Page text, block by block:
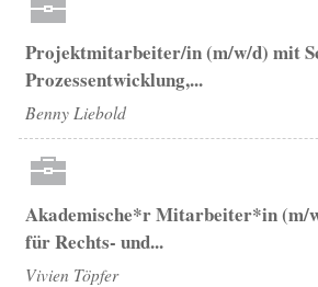
Projektmitarbeiter/in (m/w/d) mit
Prozessentwicklung,...
Benny Liebold
Akademische*r Mitarbeiter*in (m/
für Rechts- und...
Vivien Töpfer